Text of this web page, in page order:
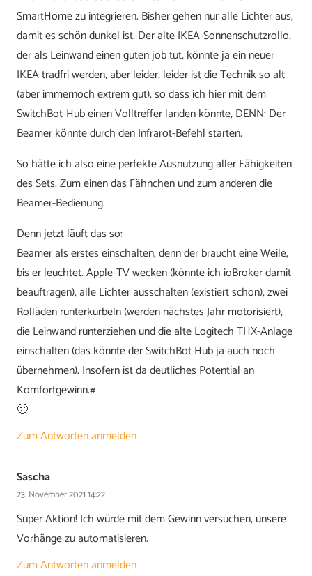
SmartHome zu integrieren. Bisher gehen nur alle Lichter aus,
damit es schön dunkel ist. Der alte IKEA-Sonnenschutzrollo,
der als Leinwand einen guten job tut, könnte ja ein neuer
IKEA tradfri werden, aber leider, leider ist die Technik so alt
(aber immernoch extrem gut), so dass ich hier mit dem
SwitchBot-Hub einen Volltreffer landen könnte, DENN: Der
Beamer könnte durch den Infrarot-Befehl starten.
So hätte ich also eine perfekte Ausnutzung aller Fähigkeiten
des Sets. Zum einen das Fähnchen und zum anderen die
Beamer-Bedienung.
Denn jetzt läuft das so:
Beamer als erstes einschalten, denn der braucht eine Weile,
bis er leuchtet. Apple-TV wecken (könnte ich ioBroker damit
beauftragen), alle Lichter ausschalten (existiert schon), zwei
Rolläden runterkurbeln (werden nächstes Jahr motorisiert),
die Leinwand runterziehen und die alte Logitech THX-Anlage
einschalten (das könnte der SwitchBot Hub ja auch noch
übernehmen). Insofern ist da deutliches Potential an
Komfortgewinn.#
🙂
Zum Antworten anmelden
Sascha
23. November 2021 14:22
Super Aktion! Ich würde mit dem Gewinn versuchen, unsere
Vorhänge zu automatisieren.
Zum Antworten anmelden